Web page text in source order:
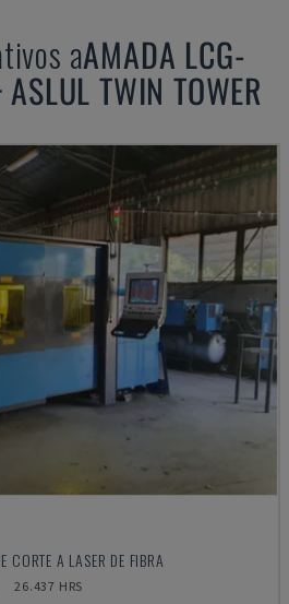
aAMADA LCG-
TWIN TOWER
A LASER DE FIBRA
26.437 HRS